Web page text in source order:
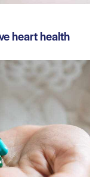
heart health